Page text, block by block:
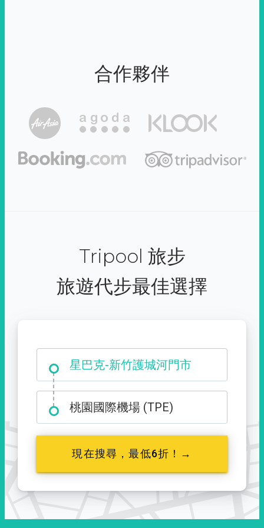
合作夥伴
Tripool 旅步
旅遊代步最佳選擇
星巴克-新竹護城河門市
大霸尖山登山口
桃園國際機場 (TPE)
現在搜尋，最低6折！→